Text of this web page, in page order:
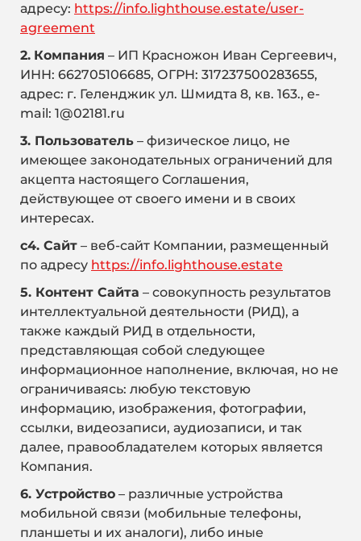
адресу: https://info.lighthouse.estate/user-
agreement
2. Компания – ИП Красножон Иван Сергеевич,
ИНН: 662705106685, ОГРН: 317237500283655,
адрес: г. Геленджик ул. Шмидта 8, кв. 163., e-
mail: 1@02181.ru
3. Пользователь – физическое лицо, не
имеющее законодательных ограничений для
акцепта настоящего Соглашения,
действующее от своего имени и в своих
интересах.
с4. Сайт – веб-сайт Компании, размещенный
по адресу https://info.lighthouse.estate
5. Контент Сайта – совокупность результатов
интеллектуальной деятельности (РИД), а
также каждый РИД в отдельности,
представляющая собой следующее
информационное наполнение, включая, но не
ограничиваясь: любую текстовую
информацию, изображения, фотографии,
ссылки, видеозаписи, аудиозаписи, и так
далее, правообладателем которых является
Компания.
6. Устройство – различные устройства
мобильной связи (мобильные телефоны,
планшеты и их аналоги), либо иные